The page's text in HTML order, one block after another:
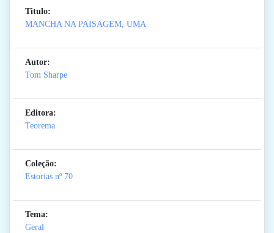
Titulo:
MANCHA NA PAISAGEM, UMA
Autor:
Tom Sharpe
Editora:
Teorema
Coleção:
Estorias nº 70
Tema:
Geral